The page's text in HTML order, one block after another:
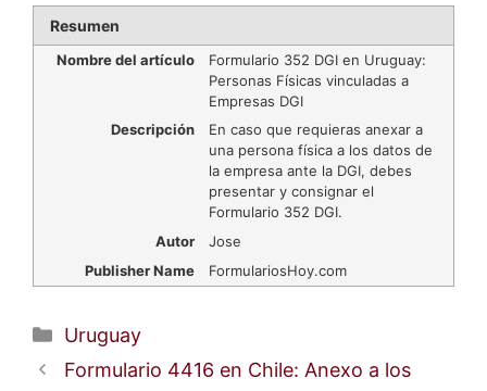
Resumen
Nombre del artículo
Formulario 352 DGI en Uruguay:
Personas Físicas vinculadas a
Empresas DGI
Descripción
En caso que requieras anexar a
una persona física a los datos de
la empresa ante la DGI, debes
presentar y consignar el
Formulario 352 DGI.
Autor
Jose
Publisher Name
FormulariosHoy.com
Categorías
Uruguay
Formulario 4416 en Chile: Anexo a los